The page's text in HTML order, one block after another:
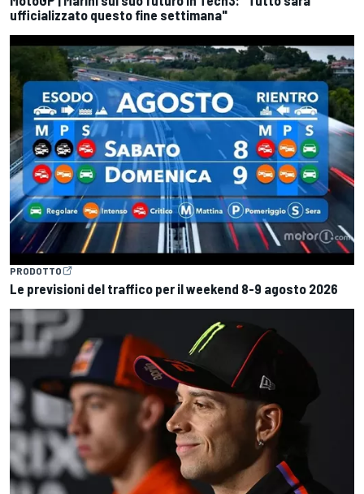
ufficializzato questo fine settimana"
PRODOTTO
Le previsioni del traffico per il weekend 8-9 agosto 2026